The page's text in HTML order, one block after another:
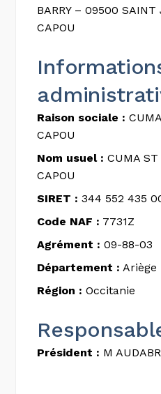
BARRY – 09500 SAINT
CAPOU
Raison sociale :
CAPOU
Nom usuel : CUMA ST
CAPOU
SIRET : 344 552 435
Code NAF : 7731Z
Agrément : 09-88-03
Département : Ariège
Région : Occitanie
Président : M